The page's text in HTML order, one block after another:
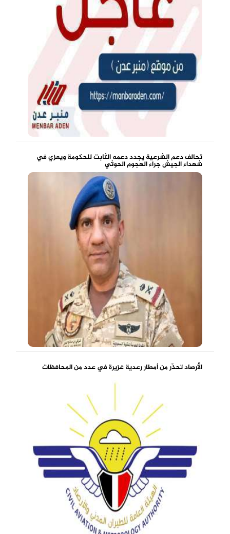
تحالف دعم الشرعية يجدد دعمه الثابت للحكومة ويعزي في
شهداء الجيش جراء الهجوم الحوثي
الأرصاد تحذّر من أمطار رعدية غزيرة في عدد من المحافظات